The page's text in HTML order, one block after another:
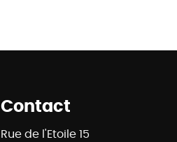
Contact
Rue de l'Etoile 15